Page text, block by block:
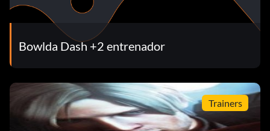
Bowlda Dash +2 entrenador
Trainers